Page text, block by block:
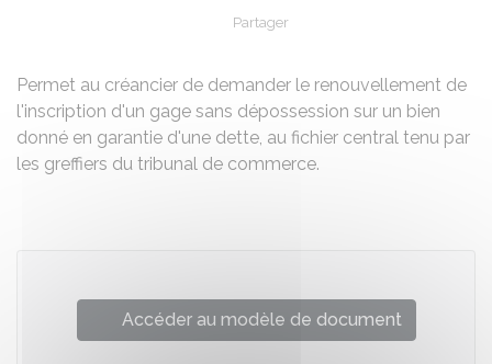
Partager
Permet au créancier de demander le renouvellement de
l'inscription d'un gage sans dépossession sur un bien
donné en garantie d'une dette, au fichier central tenu par
les greffiers du tribunal de commerce.
Accéder au modèle de document